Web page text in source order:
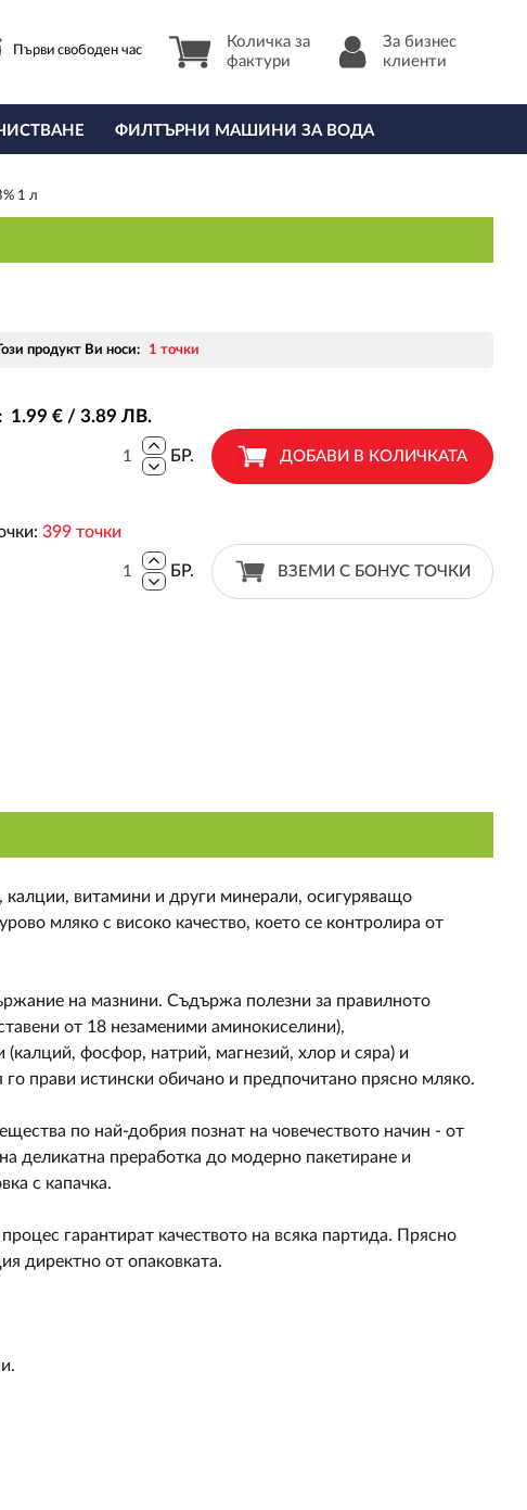
Първи свободен час
Количка за
фактури
За бизнес
клиенти
ФИЛТЪРНИ МАШИНИ ЗА ВОДА
1 л
продукт Ви носи: 1 точки
1.99 € / 3.89 ЛВ.
БР. ДОБАВИ В КОЛИЧКАТА
399 точки
БР. ВЗЕМИ С БОНУС ТОЧКИ
калции, витамини и други минерали, осигуряващо
мляко с високо качество, което се контролира от
на мазнини. Съдържа полезни за правилното
от 18 незаменими аминокиселини),
фосфор, натрий, магнезий, хлор и сяра) и
прави истински обичано и предпочитано прясно мляко.
по най-добрия познат на човечеството начин - от
деликатна преработка до модерно пакетиране и
с капачка.
гарантират качеството на всяка партида. Прясно
директно от опаковката.